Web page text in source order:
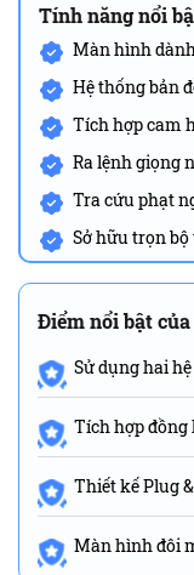
Tính năng nổi
Màn hình
Hệ thống bản
Tích hợp cam
Ra lệnh giọng
Tra cứu phạt
Sở hữu trọn
Điểm nổi bật
Sử dụng hai
Tích hợp đồng
Thiết kế Plug
Màn hình đôi